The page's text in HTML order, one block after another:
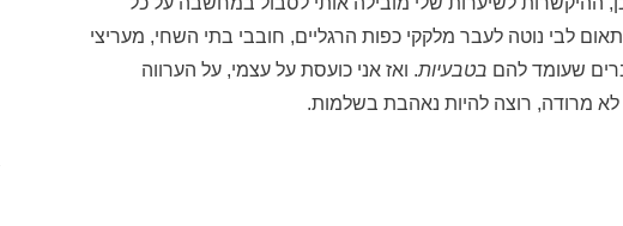
לבי נוטה לעבר מלקקי כפות הרגליים, חובבי בתי השחי, מעריצי
שעומד להם בטבעיות. ואז אני כועסת על עצמי, על הערווה
לא מרודה, רוצה להיות נאהבת בשלמות.